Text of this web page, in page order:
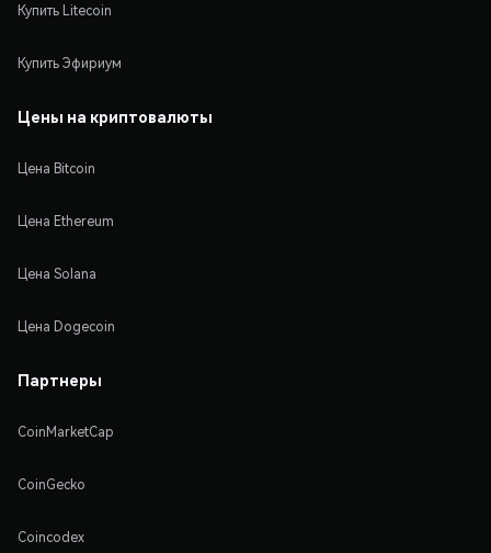
Купить Litecoin
Купить Эфириум
Цены на криптовалюты
Цена Bitcoin
Цена Ethereum
Цена Solana
Цена Dogecoin
Партнеры
CoinMarketCap
CoinGecko
Coincodex